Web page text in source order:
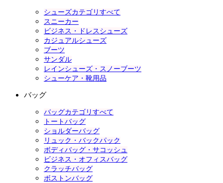
シューズカテゴリすべて
スニーカー
ビジネス・ドレスシューズ
カジュアルシューズ
ブーツ
サンダル
レインシューズ・スノーブーツ
シューケア・靴用品
バッグ
バッグカテゴリすべて
トートバッグ
ショルダーバッグ
リュック・バックパック
ボディバッグ・サコッシュ
ビジネス・オフィスバッグ
クラッチバッグ
ボストンバッグ